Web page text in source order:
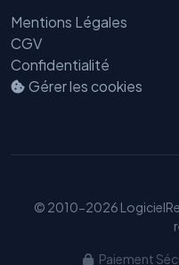
Mentions Légales
CGV
Confidentialité
Gérer les cookies
© 2010-2026
Paiement